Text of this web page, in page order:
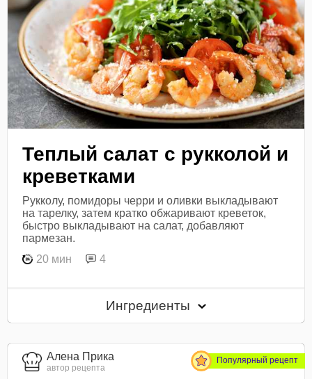
Теплый салат с рукколой и
креветками
Рукколу, помидоры черри и оливки выкладывают
на тарелку, затем кратко обжаривают креветок,
быстро выкладывают на салат, добавляют
пармезан.
20 мин
4
Ингредиенты
Алена Прика
автор рецепта
Популярный рецепт